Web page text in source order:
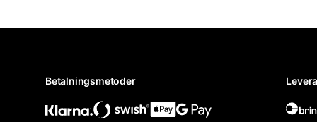
Betalningsmetoder